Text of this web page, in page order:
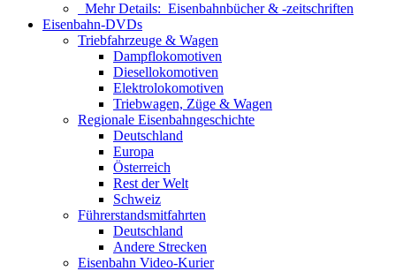
Mehr Details: Eisenbahnbücher & -zeitschriften
Eisenbahn-DVDs
Triebfahrzeuge & Wagen
Dampflokomotiven
Diesellokomotiven
Elektrolokomotiven
Triebwagen, Züge & Wagen
Regionale Eisenbahngeschichte
Deutschland
Europa
Österreich
Rest der Welt
Schweiz
Führerstandsmitfahrten
Deutschland
Andere Strecken
Eisenbahn Video-Kurier